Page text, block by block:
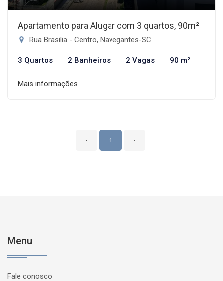
Apartamento para Alugar com 3 quartos, 90m²
Rua Brasilia - Centro, Navegantes-SC
3 Quartos 2 Banheiros 2 Vagas 90 m²
Mais informações
‹ 1 ›
Menu
Fale conosco